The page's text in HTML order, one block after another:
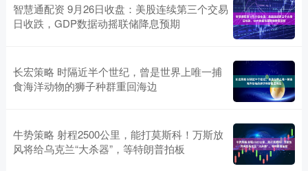
智慧通配资 9月26日收盘：美股连续第三个交易
日收跌，GDP数据动摇联储降息预期
长宏策略 时隔近半个世纪，曾是世界上唯一捕
食海洋动物的狮子种群重回海边
牛势策略 射程2500公里，能打莫斯科！万斯放
风将给乌克兰“大杀器”，等特朗普拍板